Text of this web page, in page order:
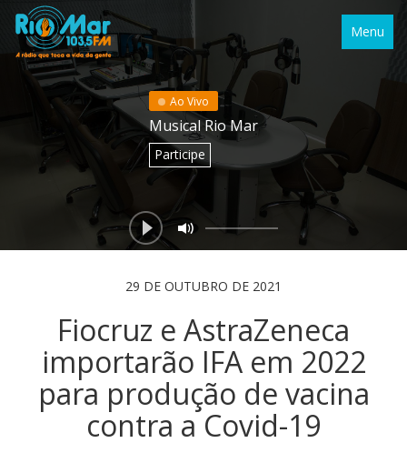
Menu
Ao Vivo
Musical Rio Mar
Participe
29 DE OUTUBRO DE 2021
Fiocruz e AstraZeneca
importarão IFA em 2022
para produção de vacina
contra a Covid-19